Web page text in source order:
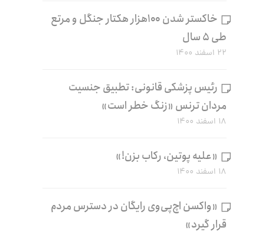
خاکستر شدن ۱۰۰هزار هکتار جنگل و مرتع
طی ۵ سال
۲۲ اسفند ۱۴۰۰
رئیس پزشکی قانونی: تطبیق جنسیت
مردان ترنس «زنگ خطر است»
۱۸ اسفند ۱۴۰۰
«علیه پوتین، رکاب بزن!»
۱۸ اسفند ۱۴۰۰
«واکسن اچ‌پی‌وی رایگان در دسترس مردم
قرار گیرد»